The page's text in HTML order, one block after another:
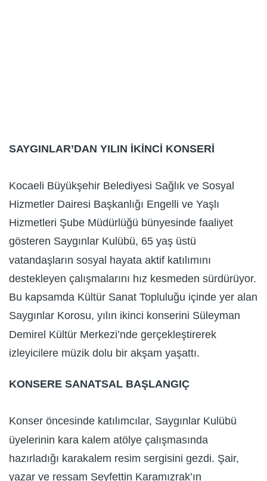
SAYGINLAR’DAN YILIN İKİNCİ KONSERİ
Kocaeli Büyükşehir Belediyesi Sağlık ve Sosyal
Hizmetler Dairesi Başkanlığı Engelli ve Yaşlı
Hizmetleri Şube Müdürlüğü bünyesinde faaliyet
gösteren Saygınlar Kulübü, 65 yaş üstü
vatandaşların sosyal hayata aktif katılımını
destekleyen çalışmalarını hız kesmeden sürdürüyor.
Bu kapsamda Kültür Sanat Topluluğu içinde yer alan
Saygınlar Korosu, yılın ikinci konserini Süleyman
Demirel Kültür Merkezi’nde gerçekleştirerek
izleyicilere müzik dolu bir akşam yaşattı.
KONSERE SANATSAL BAŞLANGIÇ
Konser öncesinde katılımcılar, Saygınlar Kulübü
üyelerinin kara kalem atölye çalışmasında
hazırladığı karakalem resim sergisini gezdi. Şair,
yazar ve ressam Seyfettin Karamızrak’ın